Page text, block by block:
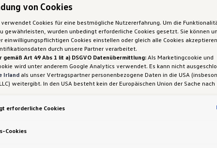
Die richtige Beleuchtung trägt dazu bei,
erreichen.
Lichtvolumen: Die LED-Frontscheinwerfer
Sie unterstreichen mit ihrem attraktiven
von Cookies
verwendet Cookies für eine bestmögliche Nutzererfahrung. Um die
gewährleisten, wurden unbedingt erforderliche Cookies gesetzt. Sie können
einwilligungspflichtigen Cookies einstellen oder gleich alle Cookies
durch unsere Partner verarbeitet.
gemäß Art 49 Abs 1 lit a) DSGVO Datenübermittlung:Als Marketingcookie und
wird unter anderem Google Analytics verwendet. Es kann nicht
Irland als unser Vertragspartner personenbezogene Daten in die USA
weitergibt. In den USA besteht kein der Europäischen Union der Sache nach
durchsetzen können, in den USA keine Datenschutzgrundsätze bestehen,
können, wobei Eingriffe in Ihre persönlichen Rechte und Freiheiten nicht
beschränkt sind.
erforderliche Cookies
Cookies